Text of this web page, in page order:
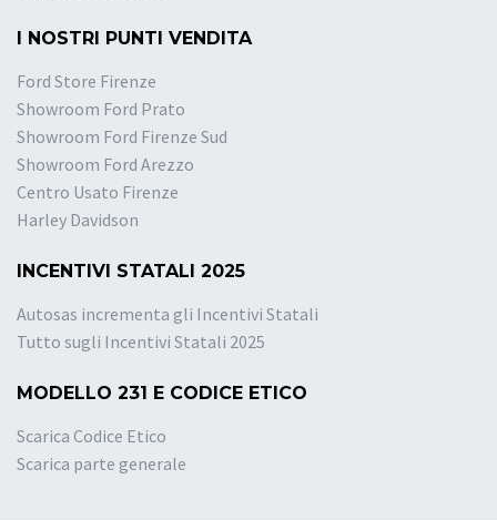
I NOSTRI PUNTI VENDITA
Ford Store Firenze
Showroom Ford Prato
Showroom Ford Firenze Sud
Showroom Ford Arezzo
Centro Usato Firenze
Harley Davidson
INCENTIVI STATALI 2025
Autosas incrementa gli Incentivi Statali
Tutto sugli Incentivi Statali 2025
MODELLO 231 E CODICE ETICO
Scarica Codice Etico
Scarica parte generale